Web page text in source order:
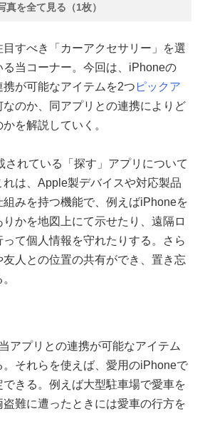
真を全て見る（1枚）
すべき「カーアクセサリー」を選
る当コーナー。今回は、iPhoneの
携が可能なアイテムを2つ ピックア
のか、同アプリとの連携によりど
を解説していく。
されている「探す」アプリについて
は、Apple製デバイスや対応製品
みを持つ機能で、例えばiPhoneを
かを地図上にて示せたり、遠隔ロ
て個人情報を守れたりする。さら
人との位置の共有ができ、置き忘
アプリとの連携が可能なアイテム
それらを使えば、愛用のiPhoneで
きる。例えば大型駐車場で愛車を
難に遭ったときには愛車の行方を